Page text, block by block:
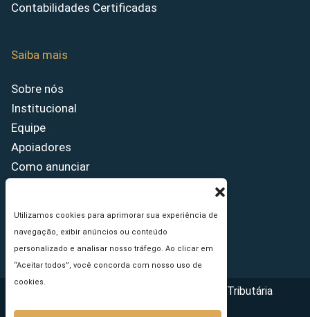
Utilizamos cookies para aprimorar sua experiência de
navegação, exibir anúncios ou conteúdo
personalizado e analisar nosso tráfego. Ao clicar em
“Aceitar todos”, você concorda com nosso uso de
cookies.
Contabilidades Certificadas
Saiba mais
Sobre nós
Institucional
Equipe
Apoiadores
Como anunciar
Princípios Editoriais
Copyright © 2026 - Portal da Reforma Tributária